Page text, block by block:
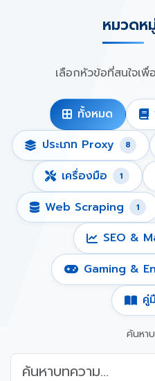
หมวดห
เลือกหัวข้อที่สนใจเ
ทั้งหมด
ประเภท Proxy 8
เครื่องมือ 1
Web Scraping 1
SEO &
Gaming &
คู่
ค้นหา